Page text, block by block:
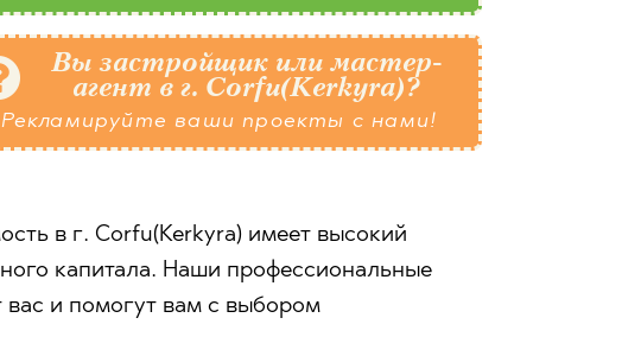
Вы застройщик или мастер-
агент в г. Corfu(Kerkyra)?
Рекламируйте ваши проекты с нами!
в г. Corfu(Kerkyra) имеет высокий
капитала. Наши профессиональные
вас и помогут вам с выбором